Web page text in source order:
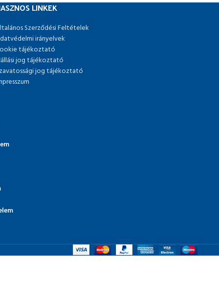
LINKEK
Szerződési Feltételek
irányelvek
tájékoztató
jog tájékoztató
jog tájékoztató